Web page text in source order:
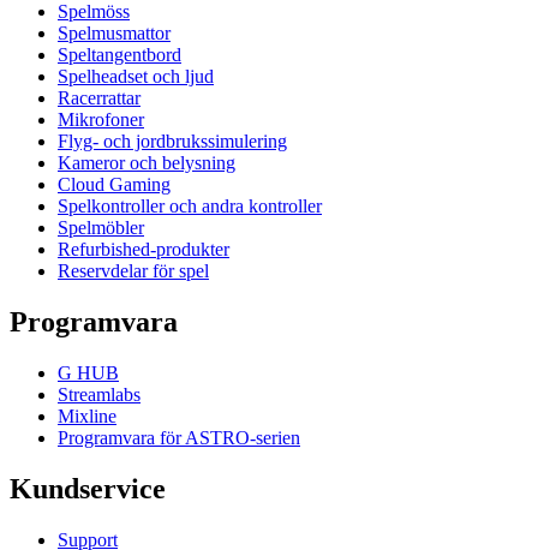
Spelmöss
Spelmusmattor
Speltangentbord
Spelheadset och ljud
Racerrattar
Mikrofoner
Flyg- och jordbrukssimulering
Kameror och belysning
Cloud Gaming
Spelkontroller och andra kontroller
Spelmöbler
Refurbished-produkter
Reservdelar för spel
Programvara
G HUB
Streamlabs
Mixline
Programvara för ASTRO-serien
Kundservice
Support